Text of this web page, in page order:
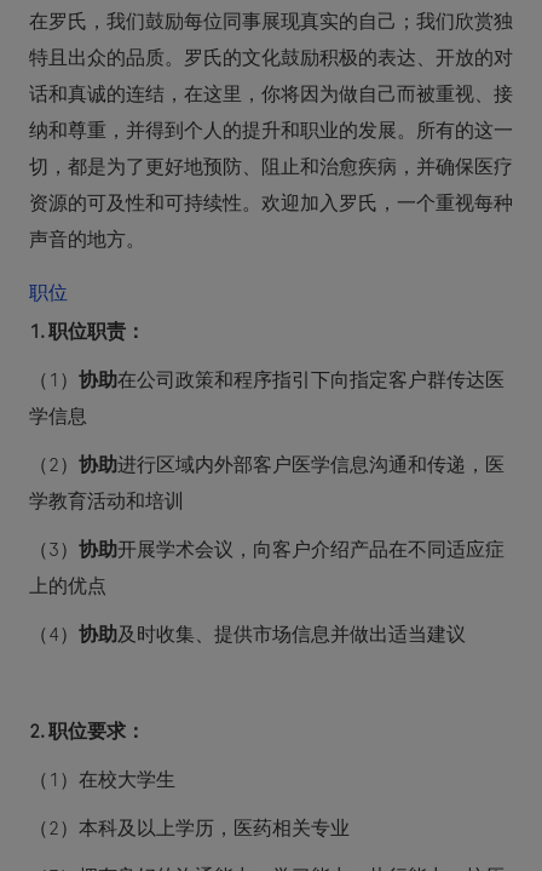
在罗氏，我们鼓励每位同事展现真实的自己；我们欣赏独
特且出众的品质。罗氏的文化鼓励积极的表达、开放的对
话和真诚的连结，在这里，你将因为做自己而被重视、接
纳和尊重，并得到个人的提升和职业的发展。所有的这一
切，都是为了更好地预防、阻止和治愈疾病，并确保医疗
资源的可及性和可持续性。欢迎加入罗氏，一个重视每种
声音的地方。
职位
1.职位职责：
（1 ） 协助在公司政策和程序指引下向指定客户群传达医
学信息
（2） 协助进行区域内外部客户医学信息沟通和传递，医
学教育活动和培训
（3） 协助开展学术会议，向客户介绍产品在不同适应症
上的优点
（4） 协助及时收集、提供市场信息并做出适当建议
2.职位要求：
（1 ）在校大学生
（2）本科及以上学历，医药相关专业